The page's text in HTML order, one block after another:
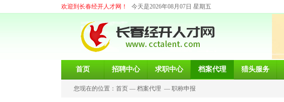
欢迎到长春经开人才网！ 今天是2026年08月07日 星期五
首页 招聘中心 求职中心 档案代理 猎头服务
您现在的位置： 首页 — 档案代理 — 职称申报